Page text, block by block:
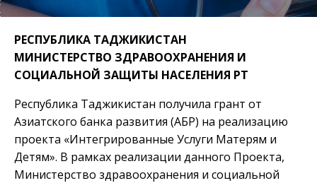
РЕСПУБЛИКА ТАДЖИКИСТАН
МИНИСТЕРСТВО ЗДРАВООХРАНЕНИЯ И
СОЦИАЛЬНОЙ ЗАЩИТЫ НАСЕЛЕНИЯ РТ
Республика Таджикистан получила грант от
Азиатского банка развития (АБР) на реализацию
проекта «Интегрированные Услуги Матерям и
Детям». В рамках реализации данного Проекта,
Министерство здравоохранения и социальной